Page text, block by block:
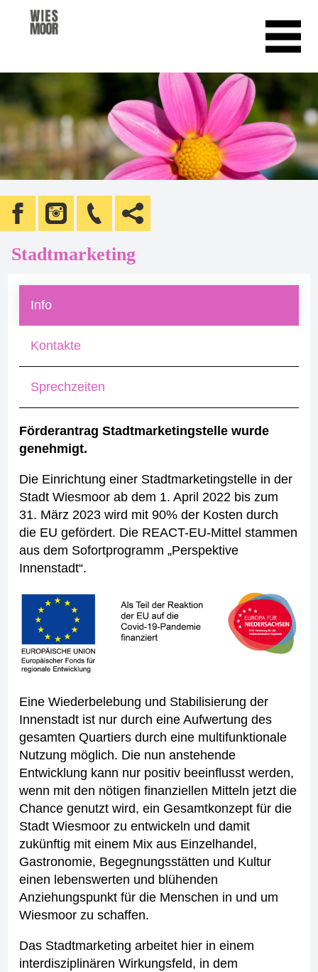
Stadtmarketing
Info
Kontakte
Sprechzeiten
Förderantrag Stadtmarketingstelle wurde
genehmigt.
Die Einrichtung einer Stadtmarketingstelle in der
Stadt Wiesmoor ab dem 1. April 2022 bis zum
31. März 2023 wird mit 90% der Kosten durch
die EU gefördert. Die REACT-EU-Mittel stammen
aus dem Sofortprogramm „Perspektive
Innenstadt“.
Eine Wiederbelebung und Stabilisierung der
Innenstadt ist nur durch eine Aufwertung des
gesamten Quartiers durch eine multifunktionale
Nutzung möglich. Die nun anstehende
Entwicklung kann nur positiv beeinflusst werden,
wenn mit den nötigen finanziellen Mitteln jetzt die
Chance genutzt wird, ein Gesamtkonzept für die
Stadt Wiesmoor zu entwickeln und damit
zukünftig mit einem Mix aus Einzelhandel,
Gastronomie, Begegnungsstätten und Kultur
einen lebenswerten und blühenden
Anziehungspunkt für die Menschen in und um
Wiesmoor zu schaffen.
Das Stadtmarketing arbeitet hier in einem
interdisziplinären Wirkungsfeld, in dem